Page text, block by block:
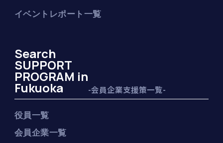
イベントレポート一覧
Search
SUPPORT
PROGRAM in
Fukuoka -会員企業支援策一覧-
役員一覧
会員企業一覧